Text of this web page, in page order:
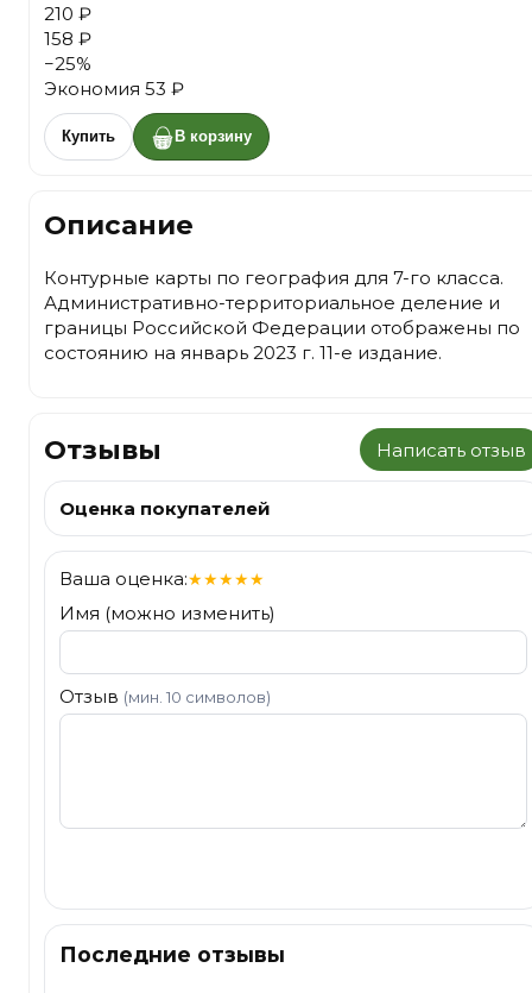
210 ₽
158 ₽
−25%
Экономия 53 ₽
Купить В корзину
Описание
Контурные карты по география для 7-го класса.
Административно-территориальное деление и
границы Российской Федерации отображены по
состоянию на январь 2023 г. 11-е издание.
Отзывы Написать отзыв
Оценка покупателей
Ваша оценка:★★★★★
Имя (можно изменить)
Отзыв (мин. 10 символов)
Последние отзывы